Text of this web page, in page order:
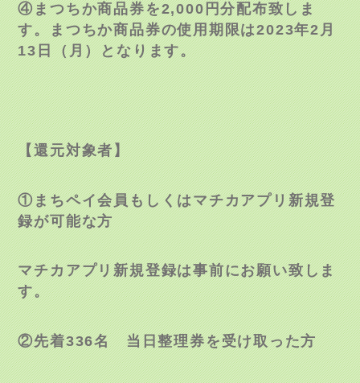
④まつちか商品券を2,000 円分配布致しま
す。まつちか商品券の使用期限は2023年2月
13日（月）となります。
【還元対象者】
①まちペイ会員もしくはマチカアプリ新規登
録が可能な方
マチカアプリ新規登録は事前にお願い致しま
す。
②先着336名 当日整理券を受け取った方